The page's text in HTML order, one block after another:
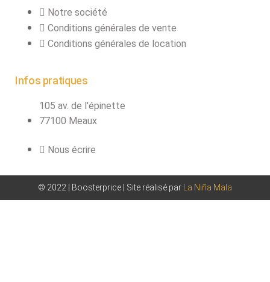
Notre société
Conditions générales de vente
Conditions générales de location
Infos pratiques
105 av. de l'épinette
77100 Meaux
Nous écrire
© 2022 | Boosterprice | Site réalisé par La Niña Mala